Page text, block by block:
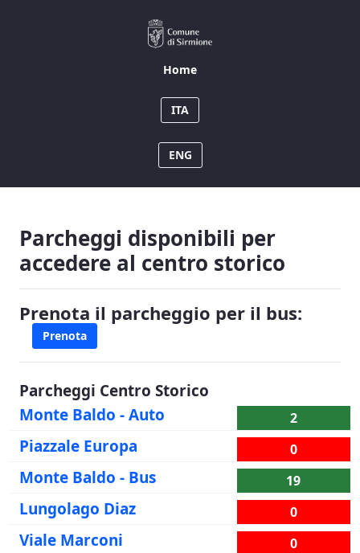
Home
ITA
ENG
Parcheggi disponibili per
accedere al centro storico
Prenota il parcheggio per il bus:
Prenota
Parcheggi Centro Storico
Monte Baldo - Auto
2
Piazzale Europa 0
Monte Baldo - Bus 19
Lungolago Diaz 0
Viale Marconi 0